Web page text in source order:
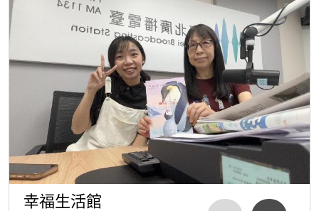
幸福生活館